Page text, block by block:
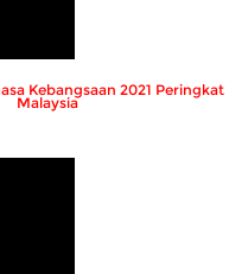
Kebangsaan 2021
Malaysia